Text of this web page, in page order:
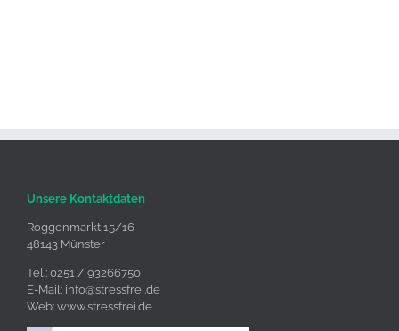
Unsere Kontaktdaten
Roggenmarkt 15/16
48143 Münster
Tel.: 0251 / 93266750
E-Mail: info@stressfrei.de
Web: www.stressfrei.de